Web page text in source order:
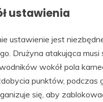
ustawienia
ustawienie jest
Drużyna atakująca
wokół pola
punktów, podczas
się, aby